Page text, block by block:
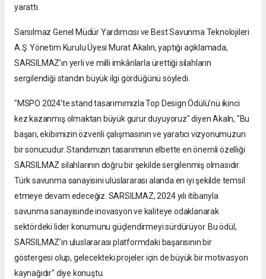
yarattı.
Sarsılmaz Genel Müdür Yardımcısı ve Best Savunma Teknolojileri
A.Ş. Yönetim Kurulu Üyesi Murat Akalın, yaptığı açıklamada,
SARSILMAZ’ın yerli ve milli imkânlarla ürettiği silahların
sergilendiği standın büyük ilgi gördüğünü söyledi.
"MSPO 2024’te stand tasarımımızla Top Design Ödülü’nü ikinci
kez kazanmış olmaktan büyük gurur duyuyoruz" diyen Akaln, "Bu
başarı, ekibimizin özverili çalışmasının ve yaratıcı vizyonumuzun
bir sonucudur. Standımızın tasarımının elbette en önemli özelliği
SARSILMAZ silahlarının doğru bir şekilde sergilenmiş olmasıdır.
Türk savunma sanayisini uluslararası alanda en iyi şekilde temsil
etmeye devam edeceğiz. SARSILMAZ, 2024 yılı itibarıyla
savunma sanayisinde inovasyon ve kaliteye odaklanarak
sektördeki lider konumunu güçlendirmeyi sürdürüyor. Bu ödül,
SARSILMAZ’ın uluslararası platformdaki başarısının bir
göstergesi olup, gelecekteki projeler için de büyük bir motivasyon
kaynağıdır" diye konuştu.